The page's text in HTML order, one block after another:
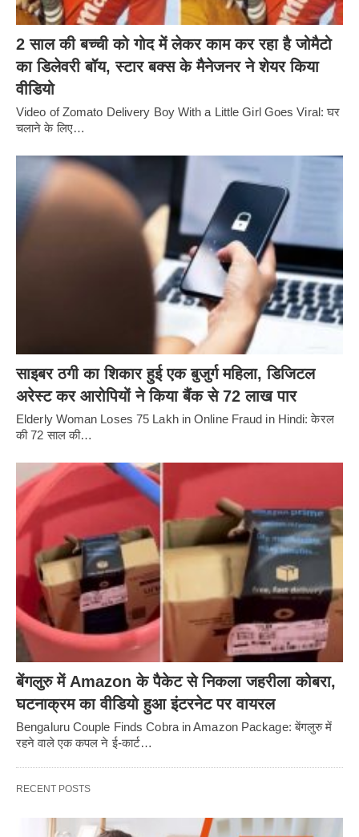
2 साल की बच्ची को गोद में लेकर काम कर रहा है जोमैटो
का डिलेवरी बॉय, स्टार बक्स के मैनेजनर ने शेयर किया
वीडियो
Video of Zomato Delivery Boy With a Little Girl Goes Viral: घर
चलाने के लिए…
साइबर ठगी का शिकार हुई एक बुजुर्ग महिला, डिजिटल
अरेस्ट कर आरोपियों ने किया बैंक से 72 लाख पार
Elderly Woman Loses 75 Lakh in Online Fraud in Hindi: केरल
की 72 साल की…
बेंगलुरु में Amazon के पैकेट से निकला जहरीला कोबरा,
घटनाक्रम का वीडियो हुआ इंटरनेट पर वायरल
Bengaluru Couple Finds Cobra in Amazon Package: बेंगलुरु में
रहने वाले एक कपल ने ई-कार्ट…
RECENT POSTS